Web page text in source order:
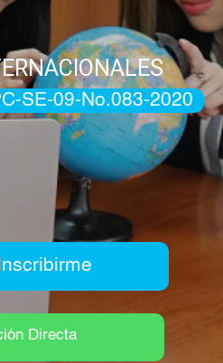
SE-09-No.083-2020
Directa